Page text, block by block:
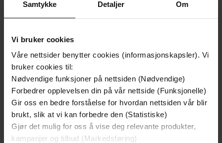
Samtykke Detaljer Om
Vi bruker cookies
Våre nettsider benytter cookies (informasjonskapsler). Vi
bruker cookies til:
Nødvendige funksjoner på nettsiden (Nødvendige)
Forbedrer opplevelsen din på vår nettside (Funksjonelle)
Gir oss en bedre forståelse for hvordan nettsiden vår blir
brukt, slik at vi kan forbedre den (Statistiske)
Gjør det mulig for oss å vise deg relevante produkter,
kampanjer og tilbud (Markedsføring)
129,-
Minnesota
Jo Nesbø
EBOK
129,-
Utskudd
Jørn Lier Horst
EBOK